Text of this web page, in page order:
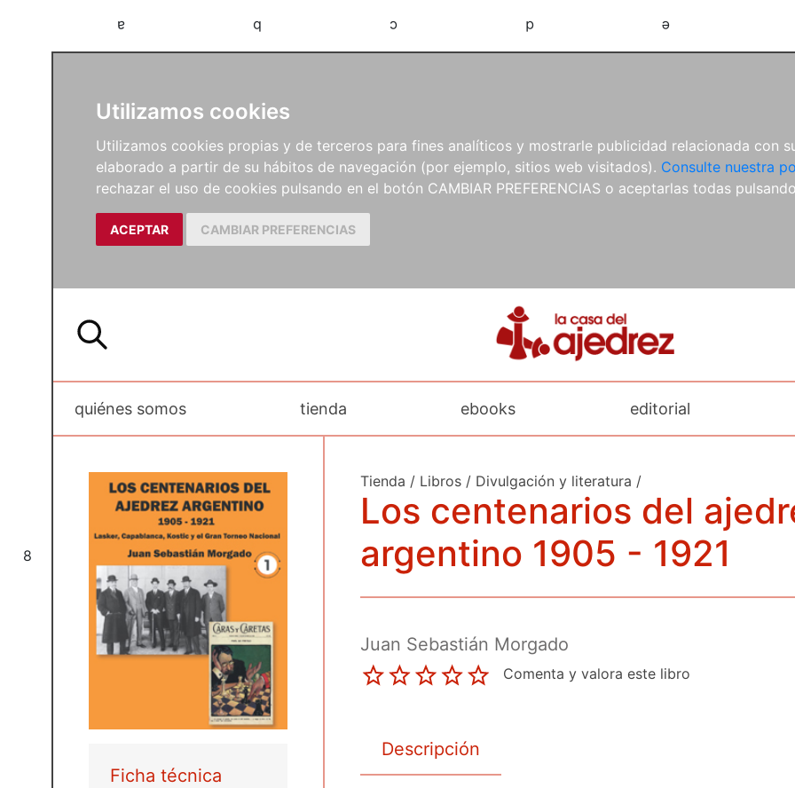
Utilizamos cookies
Utilizamos cookies propias y de terceros para fines analíticos y mostrarle publicidad relacionada con
elaborado a partir de su hábitos de navegación (por ejemplo, sitios web visitados). Consulte nuestra
rechazar el uso de cookies pulsando en el botón CAMBIAR PREFERENCIAS o aceptarlas todas
ACEPTAR CAMBIAR PREFERENCIAS
a b c d e
8
quiénes somos tienda ebooks editorial
Ficha técnica
Tienda / Libros / Divulgación y literatura /
Los centenarios del
argentino 1905 - 1921
Juan Sebastián Morgado
Comenta y valora este libro
Descripción